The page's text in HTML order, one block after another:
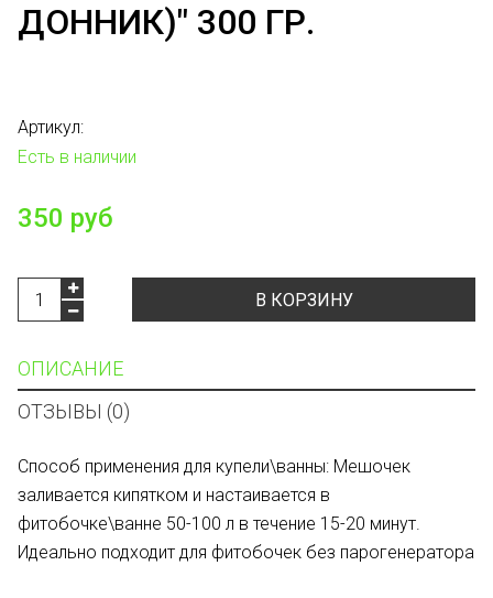
ДОННИК)" 300 ГР.
Артикул:
Есть в наличии
350 руб
В КОРЗИНУ
ОПИСАНИЕ
ОТЗЫВЫ (0)
Способ применения для купели\ванны: Мешочек
заливается кипятком и настаивается в
фитобочке\ванне 50-100 л в течение 15-20 минут.
Идеально подходит для фитобочек без парогенератора